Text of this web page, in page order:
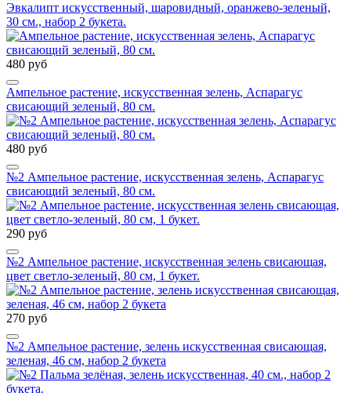
Эвкалипт искусственный, шаровидный, оранжево-зеленый,
30 см., набор 2 букета.
480 руб
Ампельное растение, искусственная зелень, Аспарагус
свисающий зеленый, 80 см.
480 руб
№2 Ампельное растение, искусственная зелень, Аспарагус
свисающий зеленый, 80 см.
290 руб
№2 Ампельное растение, искусственная зелень свисающая,
цвет светло-зеленый, 80 см, 1 букет.
270 руб
№2 Ампельное растение, зелень искусственная свисающая,
зеленая, 46 см, набор 2 букета